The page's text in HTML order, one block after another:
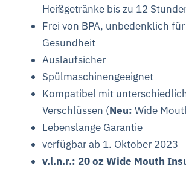
Heißgetränke bis zu 12
Frei von BPA, unbedenklich
Gesundheit
Auslaufsicher
Spülmaschinengeeignet
Kompatibel mit
Verschlüssen (Neu: Wide
Lebenslange Garantie
verfügbar ab 1. Oktober 2023
v.l.n.r.: 20 oz Wide Mouth